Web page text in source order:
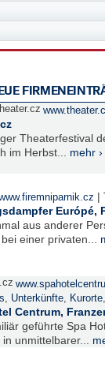
Theaterfestival
im Herbst... mehr ›
|
Európé,
aus anderer
einer privaten...
, Unterkünfte, Kurorte,
Centrum,
geführte Spa
unmittelbarer...